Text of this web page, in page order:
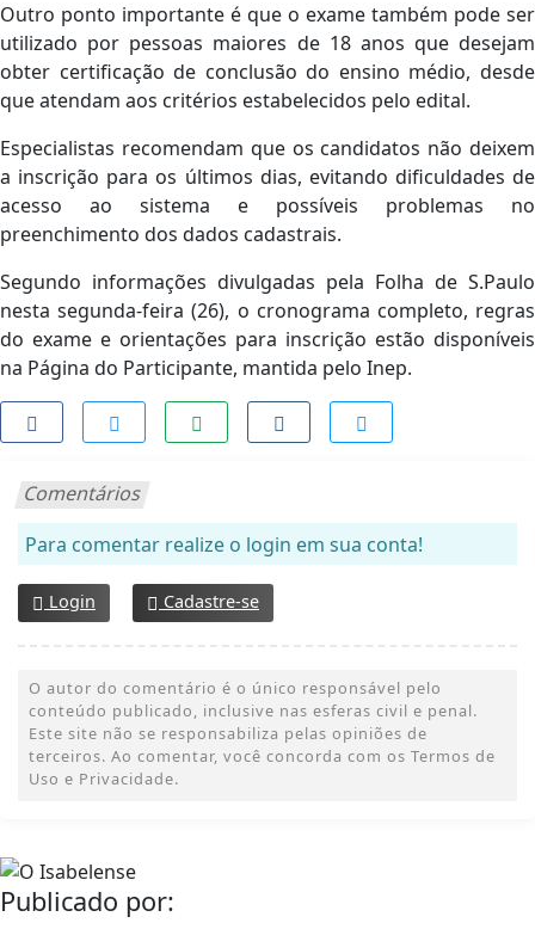
Outro ponto importante é que o exame também pode ser
utilizado por pessoas maiores de 18 anos que desejam
obter certificação de conclusão do ensino médio, desde
que atendam aos critérios estabelecidos pelo edital.
Especialistas recomendam que os candidatos não deixem
a inscrição para os últimos dias, evitando dificuldades de
acesso ao sistema e possíveis problemas no
preenchimento dos dados cadastrais.
Segundo informações divulgadas pela Folha de S.Paulo
nesta segunda-feira (26), o cronograma completo, regras
do exame e orientações para inscrição estão disponíveis
na Página do Participante, mantida pelo Inep.
Comentários
Para comentar realize o login em sua conta!
Login Cadastre-se
O autor do comentário é o único responsável pelo
conteúdo publicado, inclusive nas esferas civil e penal.
Este site não se responsabiliza pelas opiniões de
terceiros. Ao comentar, você concorda com os Termos de
Uso e Privacidade.
Publicado por: